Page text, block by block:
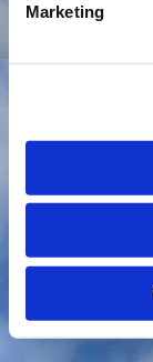
Marketing